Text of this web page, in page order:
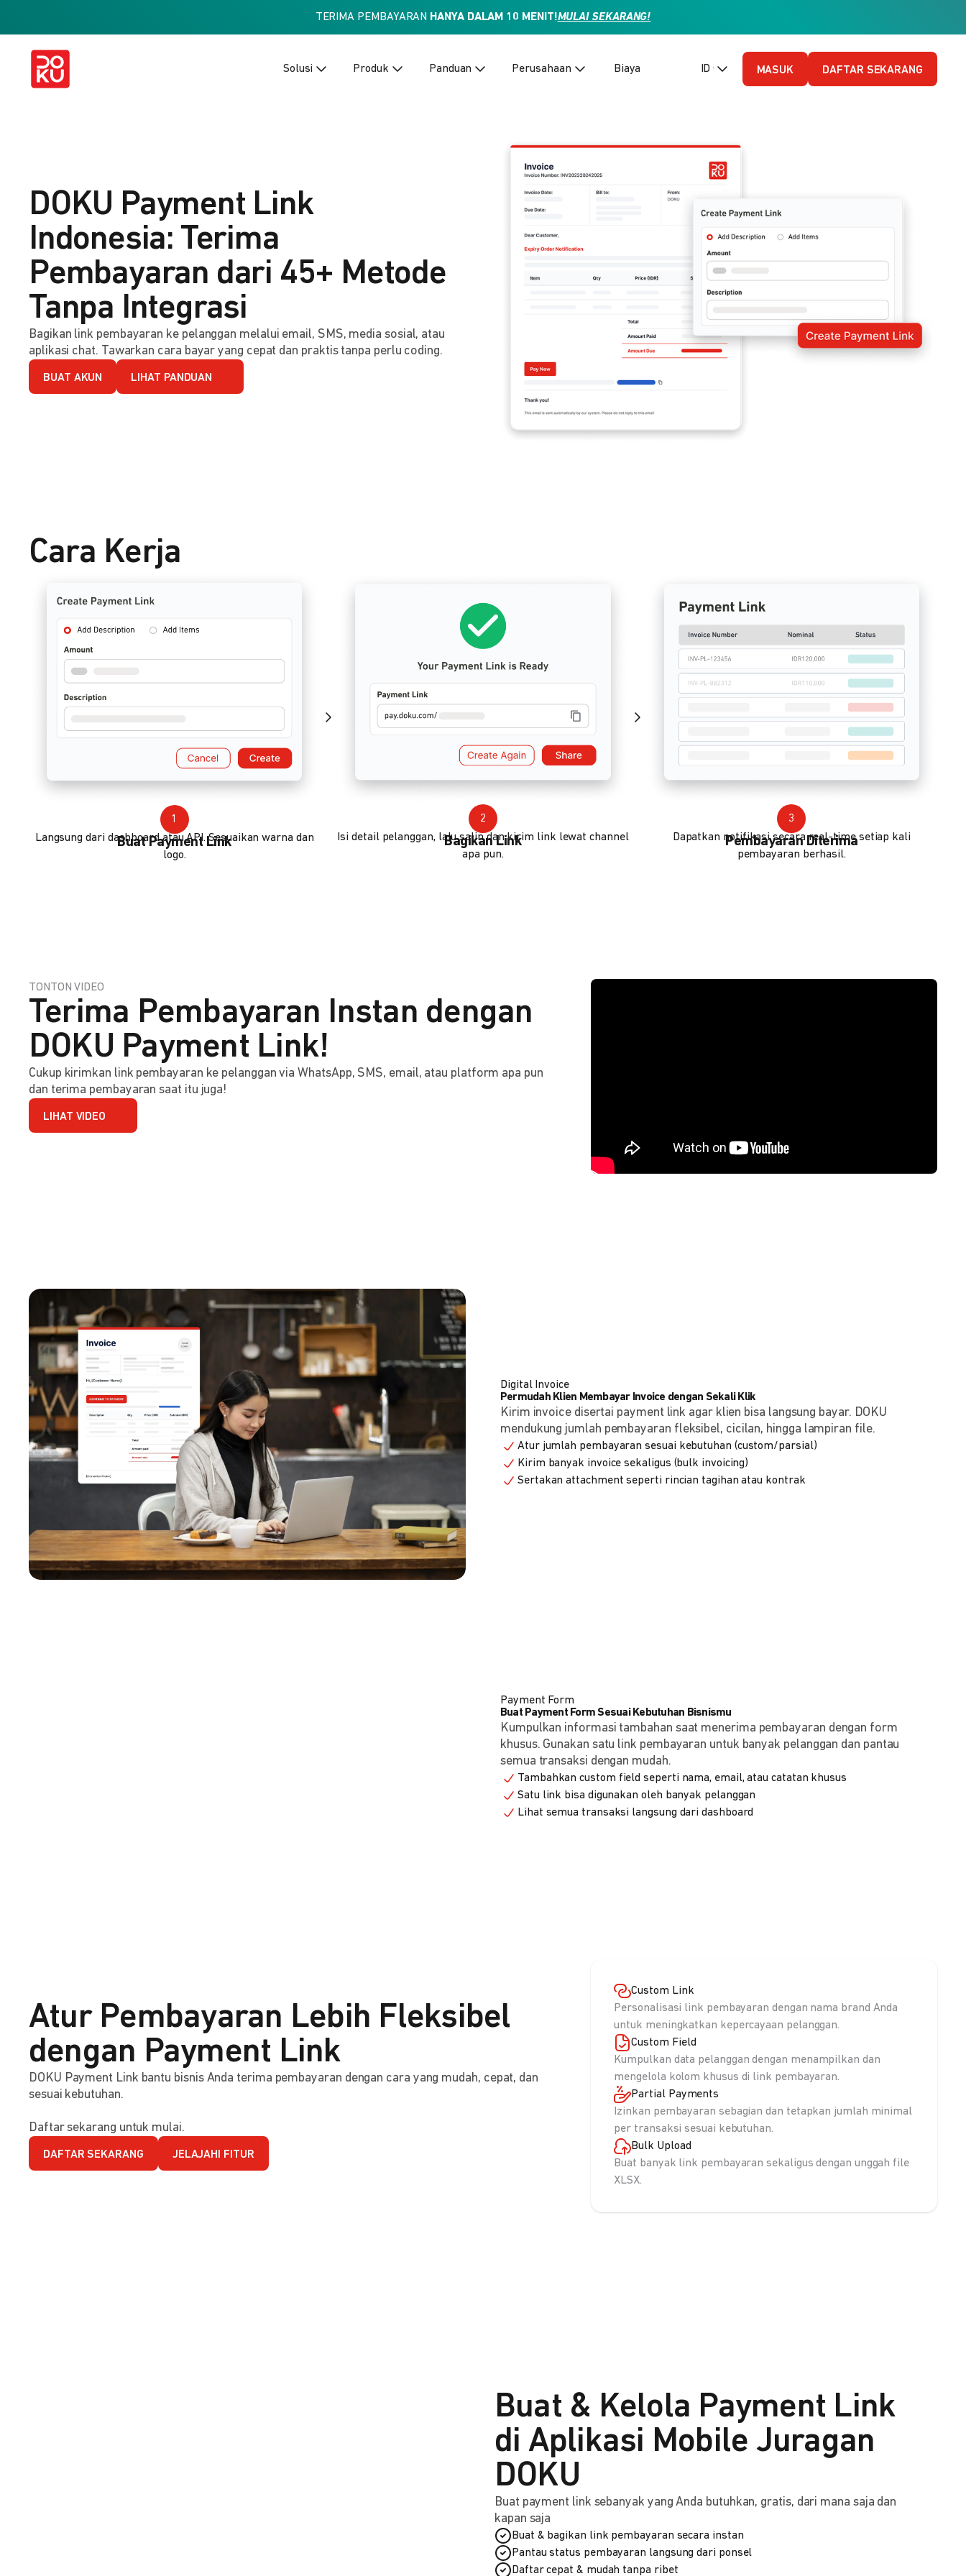
TERIMA PEMBAYARAN HANYA DALAM 10 MENIT!MULAI SEKARANG!
Solusi Produk Panduan Perusahaan Biaya ID (Bahasa Indonesia)
MASUK DAFTAR SEKARANG
DOKU Payment Link
Indonesia: Terima
Pembayaran dari 45+ Metode
Tanpa Integrasi
Bagikan link pembayaran ke pelanggan melalui email, SMS, media sosial, atau
aplikasi chat. Tawarkan cara bayar yang cepat dan praktis tanpa perlu coding.
BUAT AKUN LIHAT PANDUAN
Cara Kerja
1
Buat Payment Link
Langsung dari dashboard atau API. Sesuaikan warna dan
logo.
2
Bagikan Link
Isi detail pelanggan, lalu salin dan kirim link lewat channel
apa pun.
3
Pembayaran Diterima
Dapatkan notifikasi secara real-time setiap kali
pembayaran berhasil.
TONTON VIDEO
Terima Pembayaran Instan dengan
DOKU Payment Link!
Cukup kirimkan link pembayaran ke pelanggan via WhatsApp, SMS, email, atau platform apa pun
dan terima pembayaran saat itu juga!
LIHAT VIDEO
Digital Invoice
Permudah Klien Membayar Invoice dengan Sekali Klik
Kirim invoice disertai payment link agar klien bisa langsung bayar. DOKU
mendukung jumlah pembayaran fleksibel, cicilan, hingga lampiran file.
Atur jumlah pembayaran sesuai kebutuhan (custom/parsial)
Kirim banyak invoice sekaligus (bulk invoicing)
Sertakan attachment seperti rincian tagihan atau kontrak
Payment Form
Buat Payment Form Sesuai Kebutuhan Bisnismu
Kumpulkan informasi tambahan saat menerima pembayaran dengan form
khusus. Gunakan satu link pembayaran untuk banyak pelanggan dan pantau
semua transaksi dengan mudah.
Tambahkan custom field seperti nama, email, atau catatan khusus
Satu link bisa digunakan oleh banyak pelanggan
Lihat semua transaksi langsung dari dashboard
Atur Pembayaran Lebih Fleksibel
dengan Payment Link
DOKU Payment Link bantu bisnis Anda terima pembayaran dengan cara yang mudah, cepat, dan
sesuai kebutuhan.
Daftar sekarang untuk mulai.
DAFTAR SEKARANG JELAJAHI FITUR
Custom Link
Personalisasi link pembayaran dengan nama brand Anda
untuk meningkatkan kepercayaan pelanggan.
Custom Field
Kumpulkan data pelanggan dengan menampilkan dan
mengelola kolom khusus di link pembayaran.
Partial Payments
Izinkan pembayaran sebagian dan tetapkan jumlah minimal
per transaksi sesuai kebutuhan.
Bulk Upload
Buat banyak link pembayaran sekaligus dengan unggah file
XLSX.
Buat & Kelola Payment Link
di Aplikasi Mobile Juragan
DOKU
Buat payment link sebanyak yang Anda butuhkan, gratis, dari mana saja dan
kapan saja
Buat & bagikan link pembayaran secara instan
Pantau status pembayaran langsung dari ponsel
Daftar cepat & mudah tanpa ribet